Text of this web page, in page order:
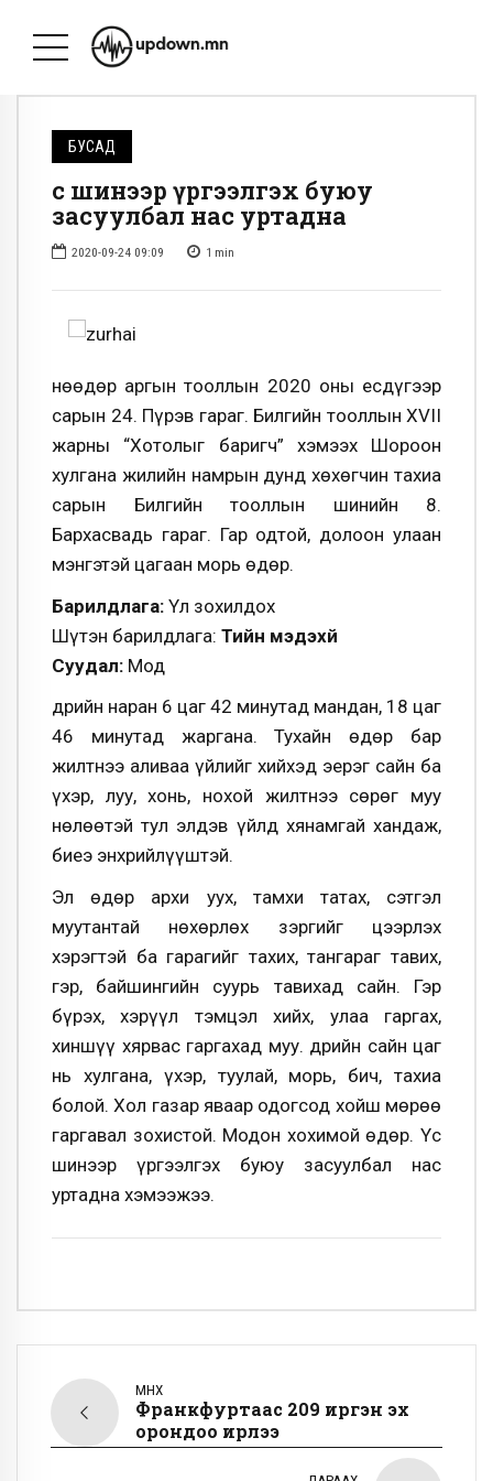
БУСАД
Үс шинээр үргээлгэх буюу
засуулбал нас уртадна
2020-09-24 09:09 1 min
Өнөөдөр аргын тооллын 2020 оны есдүгээр
сарын 24. Пүрэв гараг. Билгийн тооллын XVII
жарны “Хотолыг баригч” хэмээх Шороон
хулгана жилийн намрын дунд хөхөгчин тахиа
сарын Билгийн тооллын шинийн 8.
Бархасвадь гараг. Гар одтой, долоон улаан
мэнгэтэй цагаан морь өдөр.
Барилдлага: Үл зохилдох
Шүтэн барилдлага: Тийн мэдэхүй
Суудал: Мод
Өдрийн наран 6 цаг 42 минутад мандан, 18 цаг
46 минутад жаргана. Тухайн өдөр бар
жилтнээ аливаа үйлийг хийхэд эерэг сайн ба
үхэр, луу, хонь, нохой жилтнээ сөрөг муу
нөлөөтэй тул элдэв үйлд хянамгай хандаж,
биеэ энхрийлүүштэй.
Эл өдөр архи уух, тамхи татах, сэтгэл
муутантай нөхөрлөх зэргийг цээрлэх
хэрэгтэй ба гарагийг тахих, тангараг тавих,
гэр, байшингийн суурь тавихад сайн. Гэр
бүрэх, хэрүүл тэмцэл хийх, улаа гаргах,
хиншүү хярвас гаргахад муу. Өдрийн сайн цаг
нь хулгана, үхэр, туулай, морь, бич, тахиа
болой. Хол газар яваар одогсод хойш мөрөө
гаргавал зохистой. Модон хохимой өдөр. Үс
шинээр үргээлгэх буюу засуулбал нас
уртадна хэмээжээ.
ӨМНӨХ
Франкфуртаас 209 иргэн эх
орондоо ирлээ